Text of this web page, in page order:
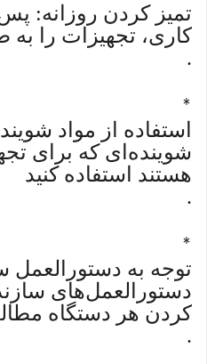
تمیز کردن روزانه:
کاری، تجهیزات را به
.
*
استفاده از مواد
شوینده‌ای که برای
هستند استفاده کنید
.
*
توجه به دستورالعمل
دستورالعمل‌های
کردن هر دستگاه
.